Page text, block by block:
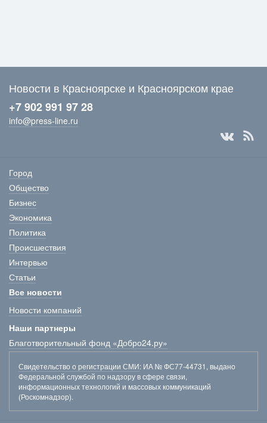
Новости в Красноярске и Красноярском крае
+7 902 991 97 28
info@press-line.ru
Город
Общество
Бизнес
Экономика
Политика
Происшествия
Интервью
Статьи
Все новости
Новости компаний
Наши партнеры
Благотворительный фонд «Добро24.ру»
Свидетельство о регистрации СМИ: ИА № ФС77-44731, выдано
Федеральной службой по надзору в сфере связи,
информационных технологий и массовых коммуникаций
(Роскомнадзор).